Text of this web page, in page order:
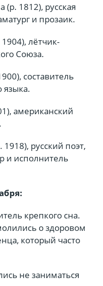
1812), русская
и прозаик.
лётчик-
Союза.
составитель
языка.
американский
русский поэт,
и исполнитель
крепкого сна.
о здоровом
который часто
не заниматься